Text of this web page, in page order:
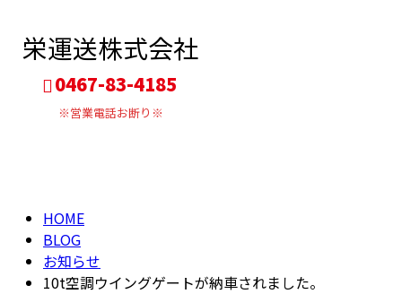
栄運送株式会社
0467-83-4185
※営業電話お断り※
HOME
BLOG
お知らせ
10t空調ウイングゲートが納車されました。